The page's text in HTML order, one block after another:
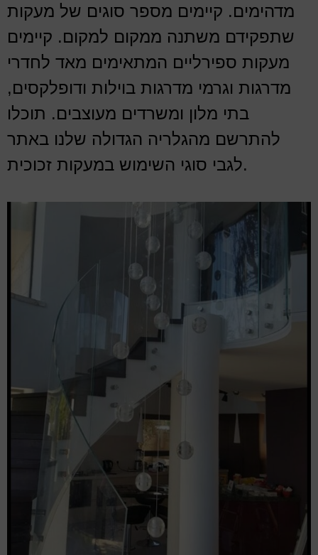
מדהימים. קיימים מספר סוגים של מעקות
שתפקידם משתנה ממקום למקום. קיימים
מעקות ספירליים המתאימים מאד לחדרי
מדרגות וגרמי מדרגות בוילות ודופלקסים,
בתי מלון ומשרדים מעוצבים. תוכלו
להתרשם מהגלריה הגדולה שלנו באתר
לגבי סוגי השימוש במעקות זכוכית.